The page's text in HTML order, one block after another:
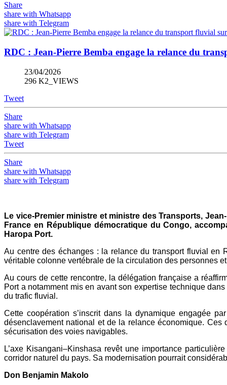
Share
share with Whatsapp
share with Telegram
RDC : Jean-Pierre Bemba engage la relance du
23/04/2026
296 K2_VIEWS
Tweet
Share
share with Whatsapp
share with Telegram
Tweet
Share
share with Whatsapp
share with Telegram
Le vice-Premier ministre et ministre des Transports,
France en République démocratique du Congo,
Haropa Port.
Au centre des échanges : la relance du transport fluvial en
véritable colonne vertébrale de la circulation des personnes
Au cours de cette rencontre, la délégation française a
Port a notamment mis en avant son expertise technique
du trafic fluvial.
Cette coopération s’inscrit dans la dynamique engagée
désenclavement national et de la relance économique.
sécurisation des voies navigables.
L’axe Kisangani–Kinshasa revêt une importance
corridor naturel du pays. Sa modernisation pourrait
Don Benjamin Makolo